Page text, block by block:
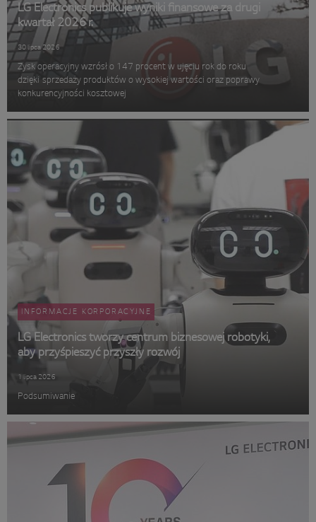
LG Electronics publikuje wyniki finansowe za drugi
kwartał 2026 r.
30 lipca 2026
Zysk operacyjny wzrósł o 147 procent w ujęciu rok do roku
dzięki sprzedaży produktów o wysokiej wartości oraz poprawy
konkurencyjności kosztowej
INFORMACJE KORPORACYJNE
LG Electronics tworzy centrum biznesowej robotyki,
aby przyśpieszyć przyszły rozwój
1 lipca 2026
Podsumiwanie